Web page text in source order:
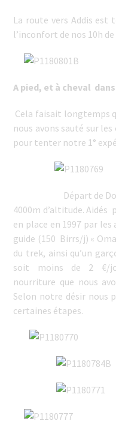
La route vers Addis
l’inconfort de nos 10h
A pied, et à cheval
Cela faisait longtemps
nous avons sauté sur
pour tenter notre 1°
Départ de Dodola
4000m d’altitude. Aidés
en place en 1997 par
guide (150 Birrs/j) «
du trek, ainsi qu’un
soit moins de 2 €/
nourriture que nous
Selon notre désir nous
certaines étapes.